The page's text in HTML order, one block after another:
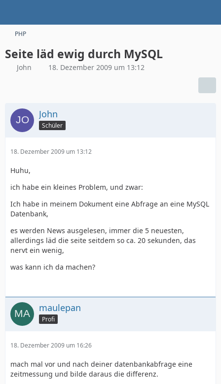
PHP
Seite läd ewig durch MySQL
John 18. Dezember 2009 um 13:12
John
Schüler
18. Dezember 2009 um 13:12
Huhu,
ich habe ein kleines Problem, und zwar:
Ich habe in meinem Dokument eine Abfrage an eine MySQL
Datenbank,
es werden News ausgelesen, immer die 5 neuesten,
allerdings läd die seite seitdem so ca. 20 sekunden, das
nervt ein wenig,
was kann ich da machen?
maulepan
Profi
18. Dezember 2009 um 16:26
mach mal vor und nach deiner datenbankabfrage eine
zeitmessung und bilde daraus die differenz.